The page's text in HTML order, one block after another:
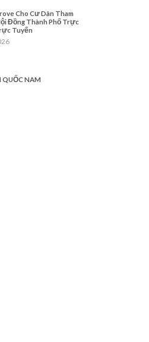
Cho Cư Dân Tham
Đồng Thành Phố Trực
Tuyến
QUỐC NAM